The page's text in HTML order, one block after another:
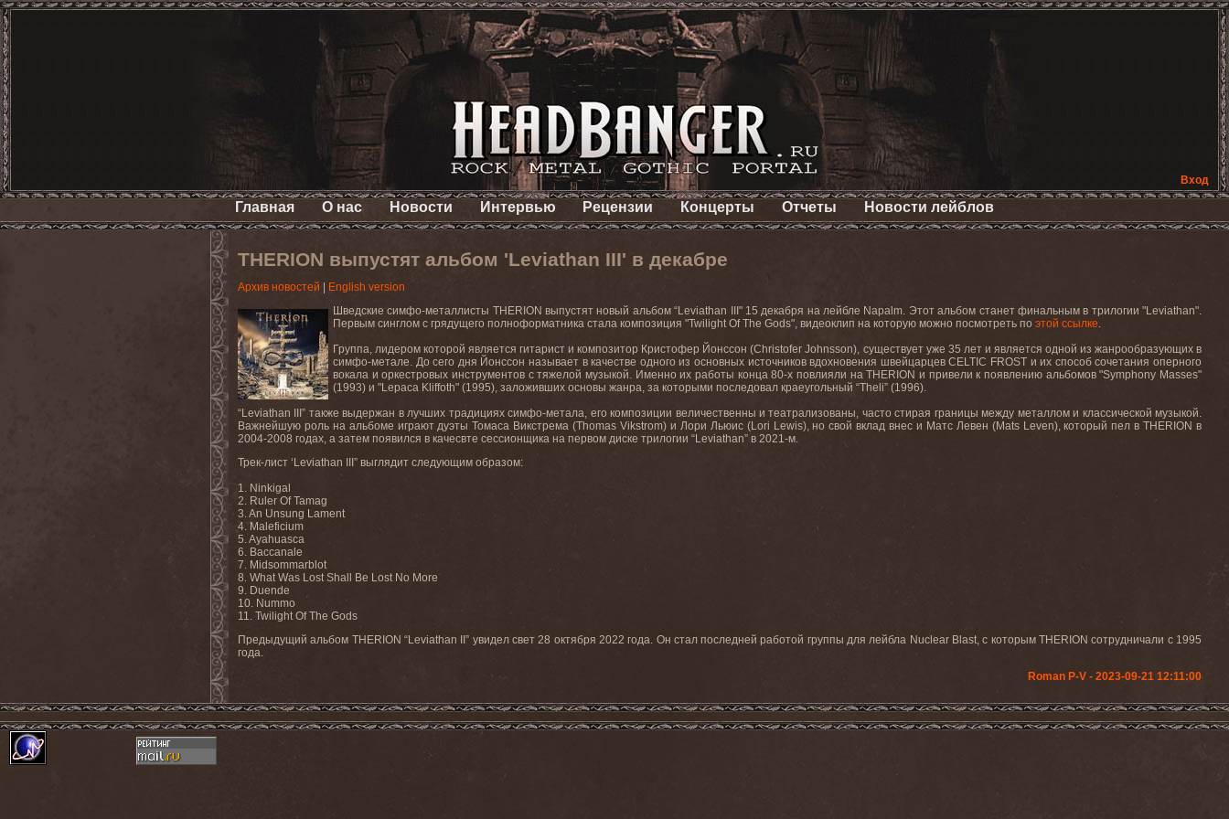
Вход
Главная О нас Новости Интервью Рецензии Концерты Отчеты Новости лейблов
THERION выпустят альбом 'Leviathan III' в декабре
Архив новостей
English version
Шведские симфо-металлисты THERION выпустят новый альбом “Leviathan III" 15 декабря на лейбле Napalm. Этот альбом станет финальным в трилогии "Leviathan".
Первым синглом с грядущего полноформатника стала композиция "Twilight Of The Gods", видеоклип на которую можно посмотреть по этой ссылке.
Группа, лидером которой является гитарист и композитор Кристофер Йонссон (Christofer Johnsson), существует уже 35 лет и является одной из жанрообразующих в
симфо-метале. До сего дня Йонссон называет в качестве одного из основных источников вдохновения швейцарцев CELTIC FROST и их способ сочетания оперного
вокала и оркестровых инструментов с тяжелой музыкой. Именно их работы конца 80-х повлияли на THERION и привели к появлению альбомов "Symphony Masses"
(1993) и "Lepaca Kliffoth" (1995), заложивших основы жанра, за которыми последовал краеугольный “Theli” (1996).
“Leviathan III” также выдержан в лучших традициях симфо-метала, его композиции величественны и театрализованы, часто стирая границы между металлом и классической музыкой.
Важнейшую роль на альбоме играют дуэты Томаса Викстрема (Thomas Vikstrom) и Лори Льюис (Lori Lewis), но свой вклад внес и Матс Левен (Mats Leven), который пел в THERION в
2004-2008 годах, а затем появился в качесвте сессионщика на первом диске трилогии “Leviathan” в 2021-м.
Трек-лист ‘Leviathan III” выглядит следующим образом:
1. Ninkigal
2. Ruler Of Tamag
3. An Unsung Lament
4. Maleficium
5. Ayahuasca
6. Baccanale
7. Midsommarblot
8. What Was Lost Shall Be Lost No More
9. Duende
10. Nummo
11. Twilight Of The Gods
Предыдущий альбом THERION “Leviathan II” увидел свет 28 октября 2022 года. Он стал последней работой группы для лейбла Nuclear Blast, с которым THERION сотрудничали с 1995
года.
Roman P-V - 2023-09-21 12:11:00